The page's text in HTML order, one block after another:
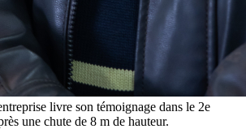
livre son témoignage dans le 2e
une chute de 8 m de hauteur.